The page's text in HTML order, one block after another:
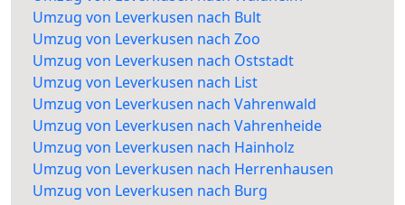
Umzug von Leverkusen nach Bult
Umzug von Leverkusen nach Zoo
Umzug von Leverkusen nach Oststadt
Umzug von Leverkusen nach List
Umzug von Leverkusen nach Vahrenwald
Umzug von Leverkusen nach Vahrenheide
Umzug von Leverkusen nach Hainholz
Umzug von Leverkusen nach Herrenhausen
Umzug von Leverkusen nach Burg